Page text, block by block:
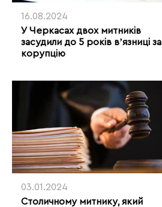
16.08.2024
У Черкасах двох митників
засудили до 5 років вʼязниці за
корупцію
03.01.2024
Столичному митнику, який